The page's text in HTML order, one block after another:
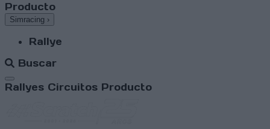
Producto
Simracing ›
Rallye
Buscar
Abrir menú
Rallyes Circuitos Producto